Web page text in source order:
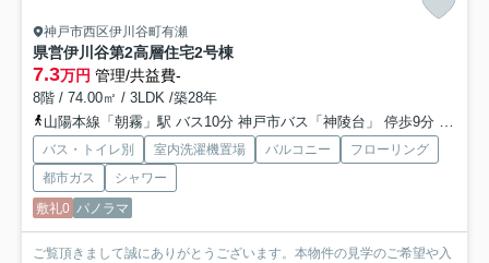
神戸市西区伊川谷町有瀬
県営伊川谷第2高層住宅2号棟
7.3万円 管理/共益費-
8階 / 74.00㎡ / 3LDK /築28年
山陽本線「朝霧」駅 バス10分 神戸市バス「神陵台」 停歩9分
バス・トイレ別 室内洗濯機置場 バルコニー
フローリング
都市ガス
シャワー
敷礼0 パノラマ
ご覧頂きまして誠にありがとうございます。本物件の見学のご希望や入